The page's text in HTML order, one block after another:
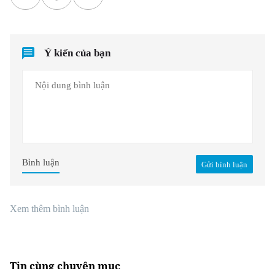
Ý kiến của bạn
Gửi bình luận
Bình luận
Xem thêm bình luận
Tin cùng chuyên mục